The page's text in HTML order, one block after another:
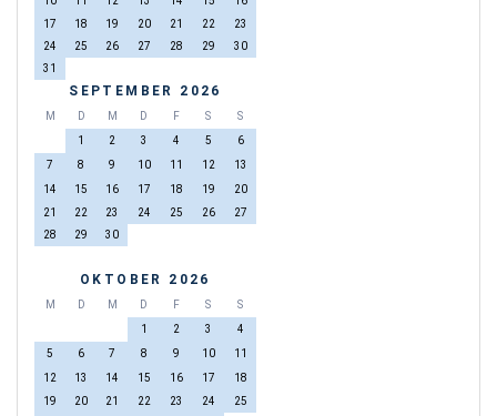
17
18 19 20 21 22
23
24
25 26 27 28 29
30
31
SEPTEMBER 2026
M D M D F S
S
1
2 3 4 5
6
7
8 9 10 11 12
13
14
15 16 17 18 19
20
21
22 23 24 25 26
27
28
29 30
OKTOBER 2026
M D M D F S
S
1
2 3
4
5
6 7 8 9 10
11
12
13 14 15 16 17
18
19
20 21 22 23 24
25